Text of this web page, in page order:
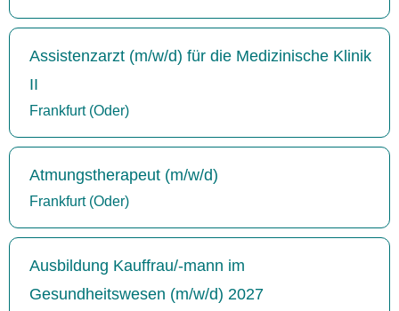
Assistenzarzt (m/w/d) für die Medizinische Klinik
II
Frankfurt (Oder)
Atmungstherapeut (m/w/d)
Frankfurt (Oder)
Ausbildung Kauffrau/-mann im
Gesundheitswesen (m/w/d) 2027